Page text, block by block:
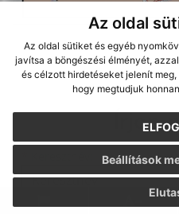
Az oldal
Az oldal sütiket és egyéb
javítsa a böngészési élményét,
és célzott hirdetéseket jelenít
hogy megtudjuk
Beállítások
Írjon